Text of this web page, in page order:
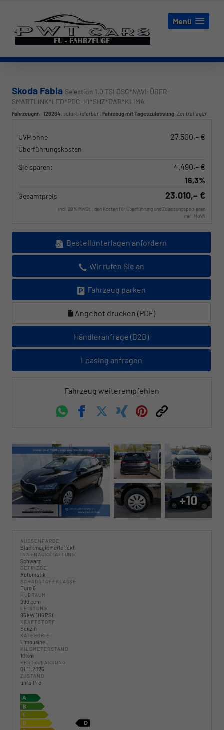
Menü
Skoda Fabia Selection 1.0 TSI DSG*NAVI-ÜBER-
SMARTLINK*LED*PDC-HI*SHZ*DAB*KLIMA
Fahrzeugnr.: 129264, sofort lieferbar , Fahrzeug mit Tageszulassung, Zentrallager
UVP ohne
Überführungskosten
27.500,– €
Sie sparen:
4.490,– €
16,3%
Gesamtpreis 23.010,– €
incl. 20% MwSt., den Kosten für Überführung und Zulassungspapieren
inkl. NoVA
Bestellunterlagen anfordern
Wir rufen Sie an
Fahrzeug parken
Angebot drucken (PDF)
Händleranfrage (B2B)
Leasing anfragen
Fahrzeug weiterempfehlen
WhatsappFacebookTwitterXing PinterestLink
+10
AUSSENFARBE
Blackmagic Perleffekt
INNENAUSSTATTUNG
Schwarz
GETRIEBE
Automatik
SCHADSTOFFKLASSE
Euro 6
HUBRAUM
999 ccm
LEISTUNG
85 kW (116 PS)
KRAFTSTOFF
Benzin
KATEGORIE
Limousine
KILOMETERSTAND
10 km
ERSTZULASSUNG
01.11.2025
ZUSTAND
unfallfrei